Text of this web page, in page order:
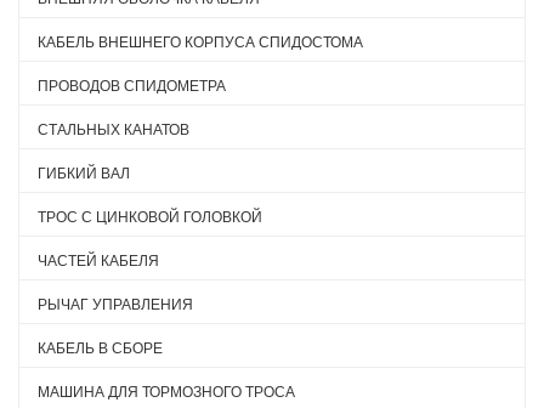
КАБЕЛЬ ВНЕШНЕГО КОРПУСА СПИДОСТОМА
ПРОВОДОВ СПИДОМЕТРА
СТАЛЬНЫХ КАНАТОВ
ГИБКИЙ ВАЛ
ТРОС С ЦИНКОВОЙ ГОЛОВКОЙ
ЧАСТЕЙ КАБЕЛЯ
РЫЧАГ УПРАВЛЕНИЯ
КАБЕЛЬ В СБОРЕ
МАШИНА ДЛЯ ТОРМОЗНОГО ТРОСА